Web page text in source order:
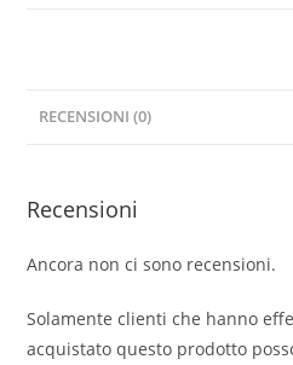
RECENSIONI (0)
Recensioni
Ancora non ci sono recensioni.
Solamente clienti che hanno
acquistato questo prodotto